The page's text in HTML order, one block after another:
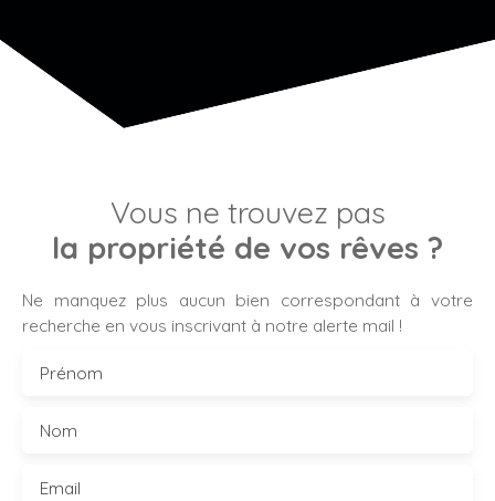
Vous ne trouvez pas
la propriété de vos rêves ?
Ne manquez plus aucun bien correspondant à votre
recherche en vous inscrivant à notre alerte mail !
Prénom
Nom
Email